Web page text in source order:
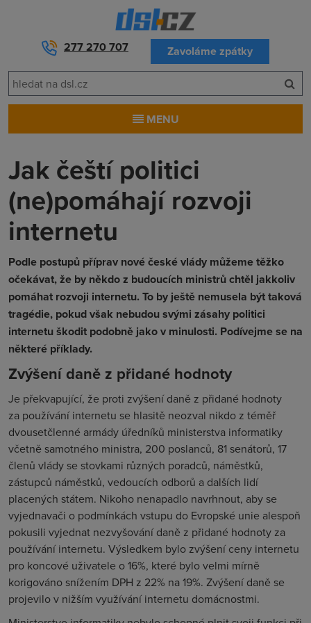
277 270 707 Zavoláme zpátky
MENU
Jak čeští politici
(ne)pomáhají rozvoji
internetu
Podle postupů příprav nové české vlády můžeme těžko
očekávat, že by někdo z budoucích ministrů chtěl jakkoliv
pomáhat rozvoji internetu. To by ještě nemusela být taková
tragédie, pokud však nebudou svými zásahy politici
internetu škodit podobně jako v minulosti. Podívejme se na
některé příklady.
Zvýšení daně z přidané hodnoty
Je překvapující, že proti zvýšení daně z přidané hodnoty
za používání internetu se hlasitě neozval nikdo z téměř
dvousetčlenné armády úředníků ministerstva informatiky
včetně samotného ministra, 200 poslanců, 81 senátorů, 17
členů vlády se stovkami různých poradců, náměstků,
zástupců náměstků, vedoucích odborů a dalších lidí
placených státem. Nikoho nenapadlo navrhnout, aby se
vyjednavači o podmínkách vstupu do Evropské unie alespoň
pokusili vyjednat nezvyšování daně z přidané hodnoty za
používání internetu. Výsledkem bylo zvýšení ceny internetu
pro koncové uživatele o 16%, které bylo velmi mírně
korigováno snížením DPH z 22% na 19%. Zvýšení daně se
projevilo v nižším využívání internetu domácnostmi.